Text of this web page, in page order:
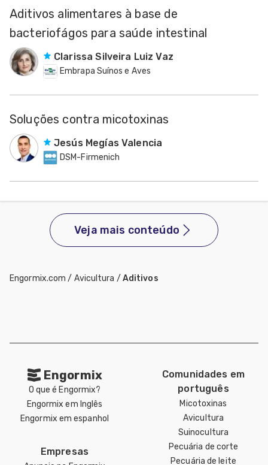
Aditivos alimentares à base de
bacteriofágos para saúde intestinal
Clarissa Silveira Luiz Vaz
Embrapa Suínos e Aves
Soluções contra micotoxinas
Jesús Megías Valencia
DSM-Firmenich
Veja mais conteúdo
Engormix.com / Avicultura / Aditivos
Engormix
O que é Engormix?
Engormix em Inglês
Engormix em espanhol
Empresas
Comunidades em
português
Micotoxinas
Avicultura
Suinocultura
Pecuária de corte
Pecuária de leite